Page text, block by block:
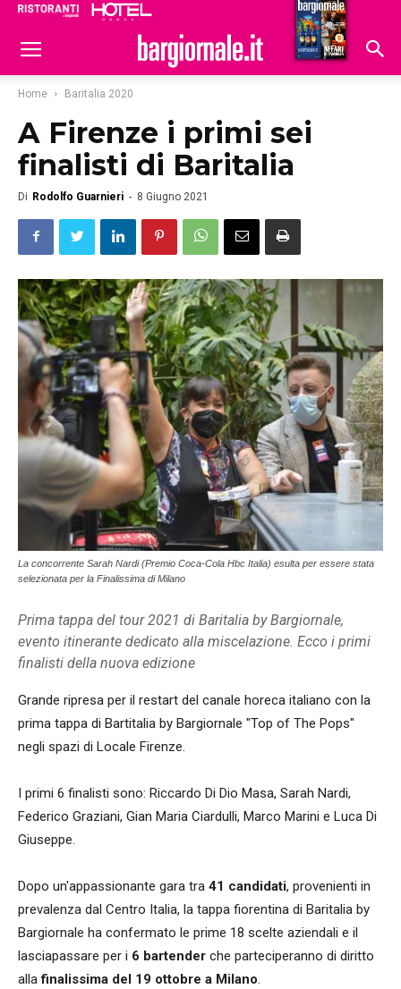
Hoteldomani
Home Baritalia 2020
A Firenze i primi sei
finalisti di Baritalia
Di Rodolfo Guarnieri - 8 Giugno 2021
La concorrente Sarah Nardi (Premio Coca-Cola Hbc Italia) esulta per essere stata
selezionata per la Finalissima di Milano
Prima tappa del tour 2021 di Baritalia by Bargiornale,
evento itinerante dedicato alla miscelazione. Ecco i primi
finalisti della nuova edizione
Grande ripresa per il restart del canale horeca italiano con la
prima tappa di Bartitalia by Bargiornale "Top of The Pops"
negli spazi di Locale Firenze.
I primi 6 finalisti sono: Riccardo Di Dio Masa, Sarah Nardi,
Federico Graziani, Gian Maria Ciardulli, Marco Marini e Luca Di
Giuseppe.
Dopo un'appassionante gara tra 41 candidati, provenienti in
prevalenza dal Centro Italia, la tappa fiorentina di Baritalia by
Bargiornale ha confermato le prime 18 scelte aziendali e il
lasciapassare per i 6 bartender che parteciperanno di diritto
allafinalissima del 19 ottobre a Milano.